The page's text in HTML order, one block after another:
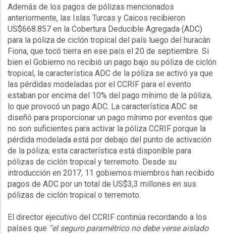
Además de los pagos de pólizas mencionados
anteriormente, las Islas Turcas y Caicos recibieron
US$668.857 en la Cobertura Deducible Agregada (ADC)
para la póliza de ciclón tropical del país luego del huracán
Fiona, que tocó tierra en ese país el 20 de septiembre. Si
bien el Gobierno no recibió un pago bajo su póliza de ciclón
tropical, la característica ADC de la póliza se activó ya que
las pérdidas modeladas por el CCRIF para el evento
estaban por encima del 10% del pago mínimo de la póliza,
lo que provocó un pago ADC. La característica ADC se
diseñó para proporcionar un pago mínimo por eventos que
no son suficientes para activar la póliza CCRIF porque la
pérdida modelada está por debajo del punto de activación
de la póliza; esta característica está disponible para
pólizas de ciclón tropical y terremoto. Desde su
introducción en 2017, 11 gobiernos miembros han recibido
pagos de ADC por un total de US$3,3 millones en sus
pólizas de ciclón tropical o terremoto.
El director ejecutivo del CCRIF continúa recordando a los
países que “el seguro paramétrico no debe verse aislado